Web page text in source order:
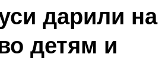
дарили на
детям и